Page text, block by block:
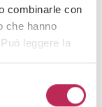
combinarle con
che hanno
leggere la
in
visione